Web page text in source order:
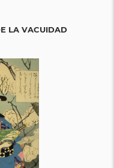
LA VACUIDAD